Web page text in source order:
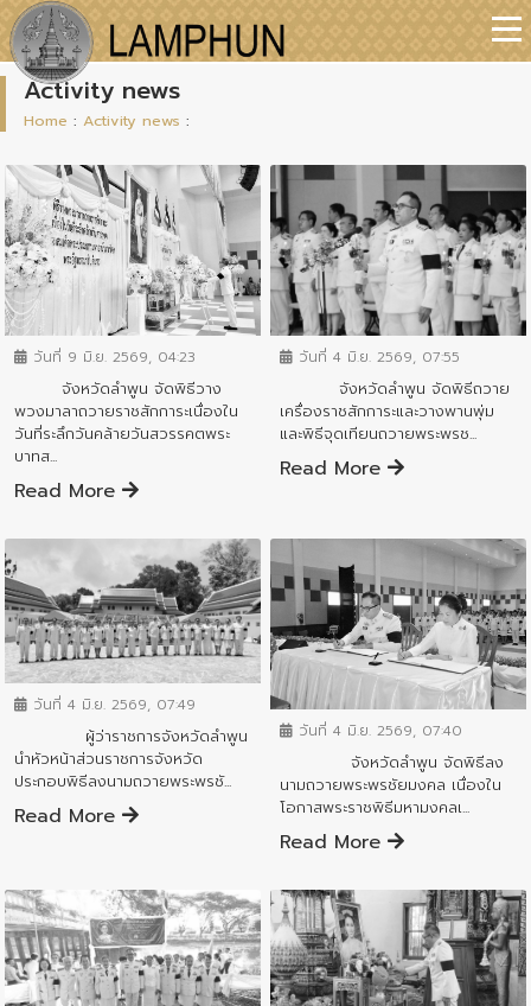
Activity news
Home : Activity news :
ข่าวกิจกรรมสำคัญจังหวัด
วันที่ 9 มิ.ย. 2569, 04:23
จังหวัดลำพูน จัดพิธีวาง
พวงมาลาถวายราชสักการะเนื่องใน
วันที่ระลึกวันคล้ายวันสวรรคตพระ
บาทส...
Read More
ข่าวกิจกรรมสำคัญจังหวัด
วันที่ 4 มิ.ย. 2569, 07:55
จังหวัดลำพูน จัดพิธีถวาย
เครื่องราชสักการะและวางพานพุ่ม
และพิธีจุดเทียนถวายพระพรช...
Read More
ข่าวกิจกรรมสำคัญจังหวัด
วันที่ 4 มิ.ย. 2569, 07:49
ผู้ว่าราชการจังหวัดลำพูน
นำหัวหน้าส่วนราชการจังหวัด
ประกอบพิธีลงนามถวายพระพรชั...
Read More
ข่าวกิจกรรมสำคัญจังหวัด
วันที่ 4 มิ.ย. 2569, 07:40
จังหวัดลำพูน จัดพิธีลง
นามถวายพระพรชัยมงคล เนื่องใน
โอกาสพระราชพิธีมหามงคลเ...
Read More